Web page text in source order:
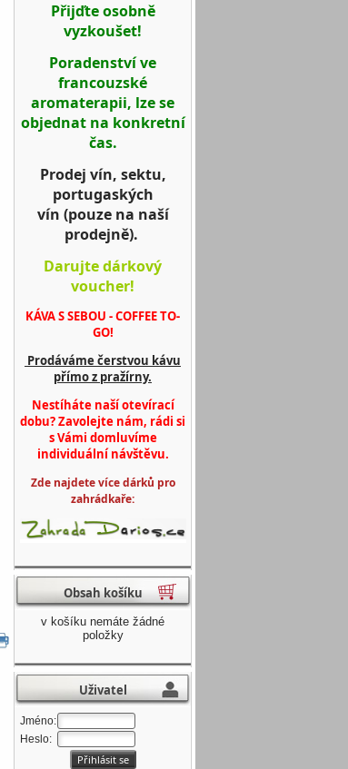
Přijďte osobně
vyzkoušet!
Poradenství ve
francouzské
aromaterapii, lze se
objednat na konkretní
čas.
Prodej vín, sektu,
portugaských
vín (pouze na naší
prodejně).
Darujte dárkový
voucher!
KÁVA S SEBOU - COFFEE TO-
GO!
Prodáváme čerstvou kávu
přímo z pražírny.
Nestíháte naší otevírací
dobu? Zavolejte nám, rádi si
s Vámi domluvíme
individuální návštěvu.
Zde najdete více dárků pro
zahrádkaře:
Obsah košíku
v košíku nemáte žádné
položky
Uživatel
Jméno:
Heslo: